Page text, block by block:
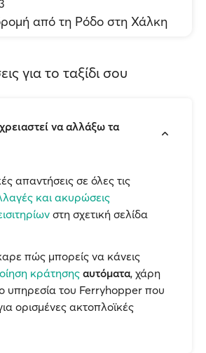
από τη Ρόδο στη Χάλκη
για το ταξίδι σου
να αλλάξω τα
απαντήσεις σε όλες τις
και ακυρώσεις
στη σχετική σελίδα
πώς μπορείς να κάνεις
κράτησης αυτόματα, χάρη
υπηρεσία του Ferryhopper που
ορισμένες ακτοπλοϊκές